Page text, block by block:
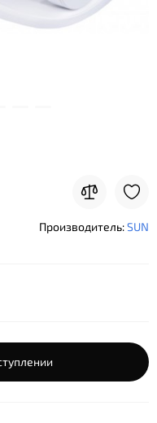
Производитель:SUN